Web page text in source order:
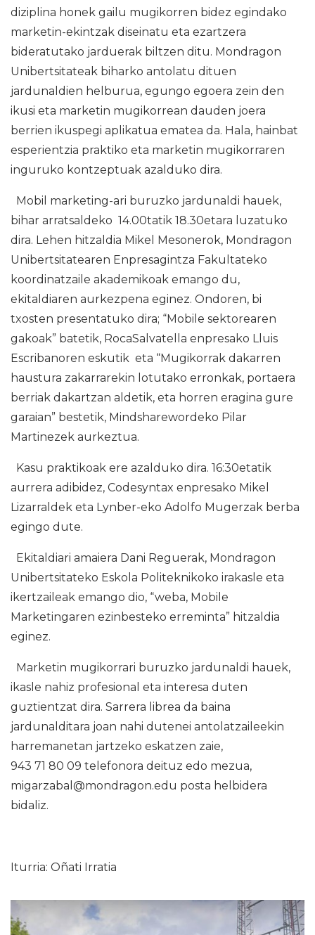
diziplina honek gailu mugikorren bidez egindako
marketin-ekintzak diseinatu eta ezartzera
bideratutako jarduerak biltzen ditu. Mondragon
Unibertsitateak biharko antolatu dituen
jardunaldien helburua, egungo egoera zein den
ikusi eta marketin mugikorrean dauden joera
berrien ikuspegi aplikatua ematea da. Hala, hainbat
esperientzia praktiko eta marketin mugikorraren
inguruko kontzeptuak azalduko dira.
Mobil marketing-ari buruzko jardunaldi hauek,
bihar arratsaldeko 14.00tatik 18.30etara luzatuko
dira. Lehen hitzaldia Mikel Mesonerok, Mondragon
Unibertsitatearen Enpresagintza Fakultateko
koordinatzaile akademikoak emango du,
ekitaldiaren aurkezpena eginez. Ondoren, bi
txosten presentatuko dira; “Mobile sektorearen
gakoak” batetik, RocaSalvatella enpresako Lluis
Escribanoren eskutik eta “Mugikorrak dakarren
haustura zakarrarekin lotutako erronkak, portaera
berriak dakartzan aldetik, eta horren eragina gure
garaian” bestetik, Mindsharewordeko Pilar
Martinezek aurkeztua.
Kasu praktikoak ere azalduko dira. 16:30etatik
aurrera adibidez, Codesyntax enpresako Mikel
Lizarraldek eta Lynber-eko Adolfo Mugerzak berba
egingo dute.
Ekitaldiari amaiera Dani Reguerak, Mondragon
Unibertsitateko Eskola Politeknikoko irakasle eta
ikertzaileak emango dio, “weba, Mobile
Marketingaren ezinbesteko erreminta” hitzaldia
eginez.
Marketin mugikorrari buruzko jardunaldi hauek,
ikasle nahiz profesional eta interesa duten
guztientzat dira. Sarrera librea da baina
jardunalditara joan nahi dutenei antolatzaileekin
harremanetan jartzeko eskatzen zaie,
943 71 80 09 telefonora deituz edo mezua,
migarzabal@mondragon.edu posta helbidera
bidaliz.
Iturria: Oñati Irratia